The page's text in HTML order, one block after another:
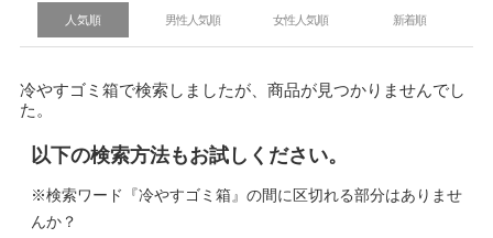
人気順 男性人気順 女性人気順 新着順
冷やすゴミ箱で検索しましたが、商品が見つかりませんでし
た。
以下の検索方法もお試しください。
※検索ワード『冷やすゴミ箱』の間に区切れる部分はありませ
んか？